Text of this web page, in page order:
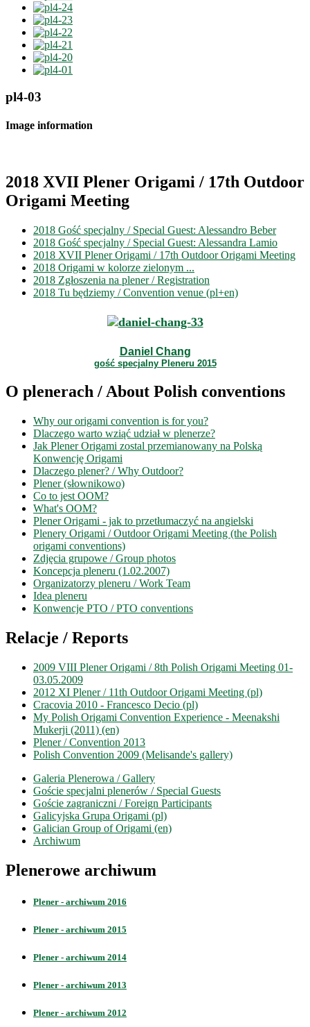
pl4-03
Image information
2018 XVII Plener Origami / 17th Outdoor
Origami Meeting
2018 Gość specjalny / Special Guest: Alessandro Beber
2018 Gość specjalny / Special Guest: Alessandra Lamio
2018 XVII Plener Origami / 17th Outdoor Origami Meeting
2018 Origami w kolorze zielonym ...
2018 Zgłoszenia na plener / Registration
2018 Tu będziemy / Convention venue (pl+en)
Daniel Chang
gość specjalny Pleneru 2015
O plenerach / About Polish conventions
Why our origami convention is for you?
Dlaczego warto wziąć udział w plenerze?
Jak Plener Origami zostal przemianowany na Polską
Konwencję Origami
Dlaczego plener? / Why Outdoor?
Plener (słownikowo)
Co to jest OOM?
What's OOM?
Plener Origami - jak to przetłumaczyć na angielski
Plenery Origami / Outdoor Origami Meeting (the Polish
origami conventions)
Zdjęcia grupowe / Group photos
Koncepcja pleneru (1.02.2007)
Organizatorzy pleneru / Work Team
Idea pleneru
Konwencje PTO / PTO conventions
Relacje / Reports
2009 VIII Plener Origami / 8th Polish Origami Meeting 01-
03.05.2009
2012 XI Plener / 11th Outdoor Origami Meeting (pl)
Cracovia 2010 - Francesco Decio (pl)
My Polish Origami Convention Experience - Meenakshi
Mukerji (2011) (en)
Plener / Convention 2013
Polish Convention 2009 (Melisande's gallery)
Galeria Plenerowa / Gallery
Goście specjalni plenerów / Special Guests
Goście zagraniczni / Foreign Participants
Galicyjska Grupa Origami (pl)
Galician Group of Origami (en)
Archiwum
Plenerowe archiwum
Plener - archiwum 2016
Plener - archiwum 2015
Plener - archiwum 2014
Plener - archiwum 2013
Plener - archiwum 2012